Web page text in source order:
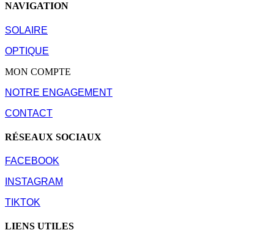
NAVIGATION
SOLAIRE
OPTIQUE
MON COMPTE
NOTRE ENGAGEMENT
CONTACT
RÉSEAUX SOCIAUX
FACEBOOK
INSTAGRAM
TIKTOK
LIENS UTILES